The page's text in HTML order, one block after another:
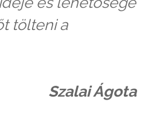
tölteni a
Szalai Ágota